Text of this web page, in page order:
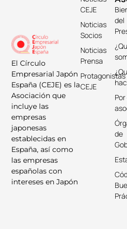
El Círculo
Empresarial Japón
España (CEJE) es la
Asociación que
incluye las
empresas
japonesas
establecidas en
España, así como
las empresas
españolas con
intereses en Japón
del
de
CEJE
Noticias
Socios
Noticias
Prensa
Protagonistas
CEJE